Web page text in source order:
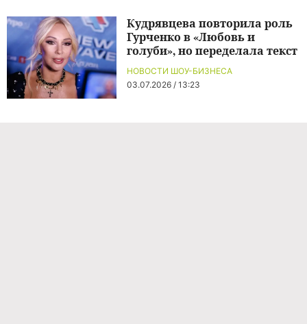
НОВОСТИ ШОУ-БИЗНЕСА
03.07.2026 / 13:23
Кудрявцева повторила роль
Гурченко в «Любовь и
голуби», но переделала текст